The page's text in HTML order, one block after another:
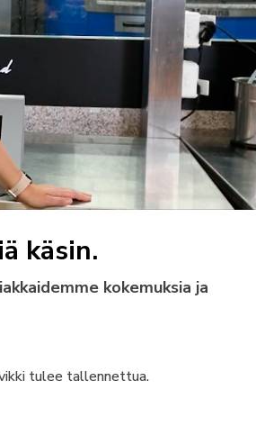
käsin.
kokemuksia ja
tulee tallennettua.